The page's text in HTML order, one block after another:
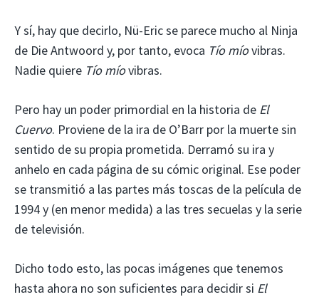
Y sí, hay que decirlo, Nü-Eric se parece mucho al Ninja
de Die Antwoord y, por tanto, evoca Tío míovibras.
Nadie quiere Tío míovibras.
Pero hay un poder primordial en la historia de El
Cuervo. Proviene de la ira de O’Barr por la muerte sin
sentido de su propia prometida. Derramó su ira y
anhelo en cada página de su cómic original. Ese poder
se transmitió a las partes más toscas de la película de
1994 y (en menor medida) a las tres secuelas y la serie
de televisión.
Dicho todo esto, las pocas imágenes que tenemos
hasta ahora no son suficientes para decidir si El